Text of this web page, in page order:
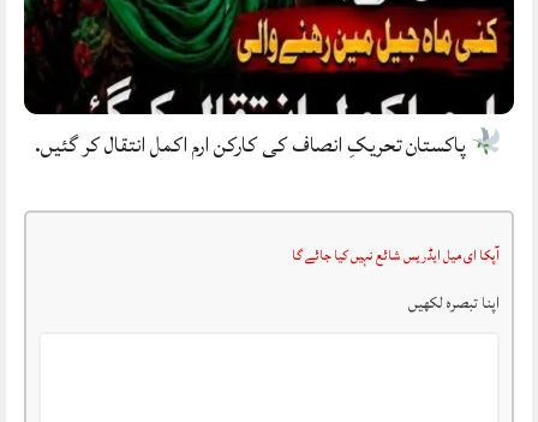
پاکستان تحریکِ انصاف کی کارکن ارم اکمل انتقال کر گئیں.
آپکا ای میل ایڈریس شائع نہیں کیا جائے گا
اپنا تبصرہ لکھیں